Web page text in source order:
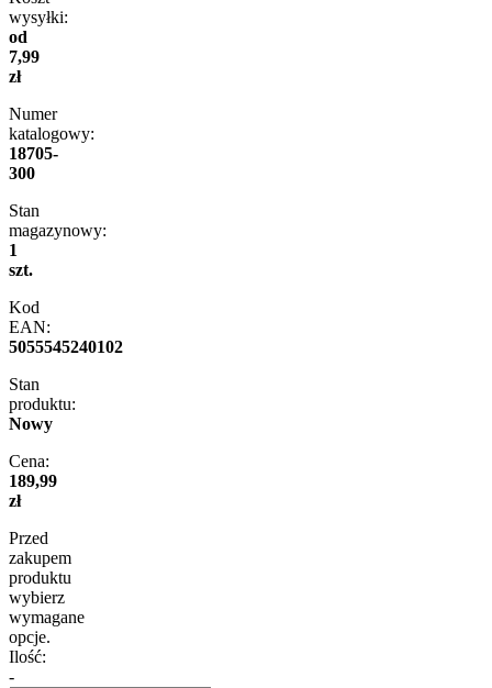
wysyłki:
od
7,99
zł
Numer
katalogowy:
18705-
300
Stan
magazynowy:
1
szt.
Kod
EAN:
5055545240102
Stan
produktu:
Nowy
Cena:
189,99
zł
Przed
zakupem
produktu
wybierz
wymagane
opcje.
Ilość:
-